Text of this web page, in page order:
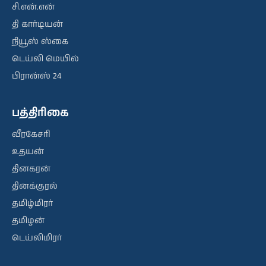
சி.என்.என்
தி கார்டியன்
நியூஸ் ஸ்கை
டெய்லி மெயில்
பிரான்ஸ் 24
பத்திரிகை
வீரகேசரி
உதயன்
தினகரன்
தினக்குரல்
தமிழ்மிரர்
தமிழன்
டெய்லிமிரர்